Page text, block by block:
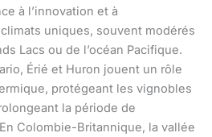
à l’innovation et à
uniques, souvent modérés
Lacs ou de l’océan Pacifique.
Érié et Huron jouent un rôle
protégeant les vignobles
la période de
Colombie-Britannique, la vallée